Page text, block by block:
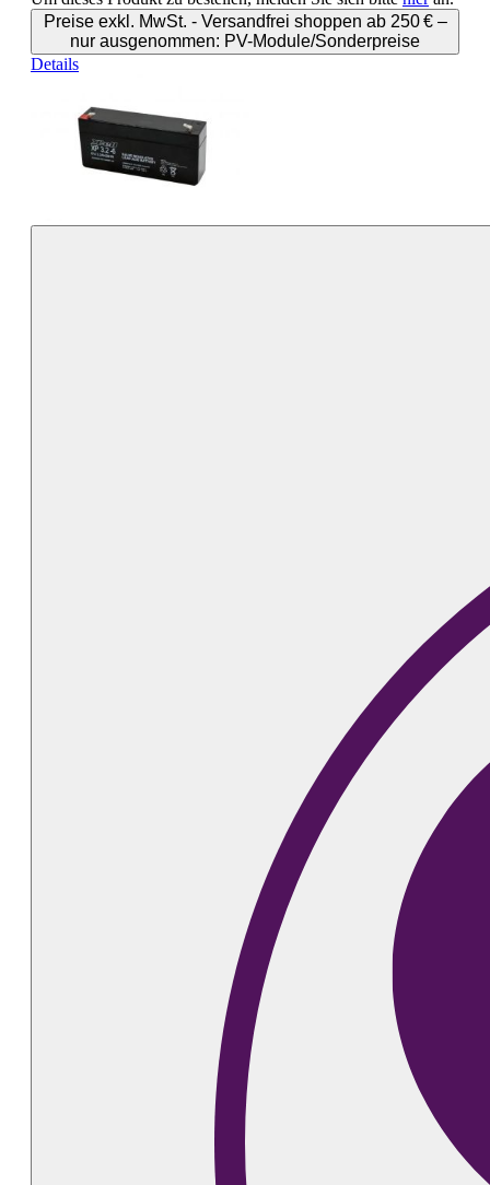
Preise exkl. MwSt. - Versandfrei shoppen ab 250 € –
nur ausgenommen: PV-Module/Sonderpreise
Details